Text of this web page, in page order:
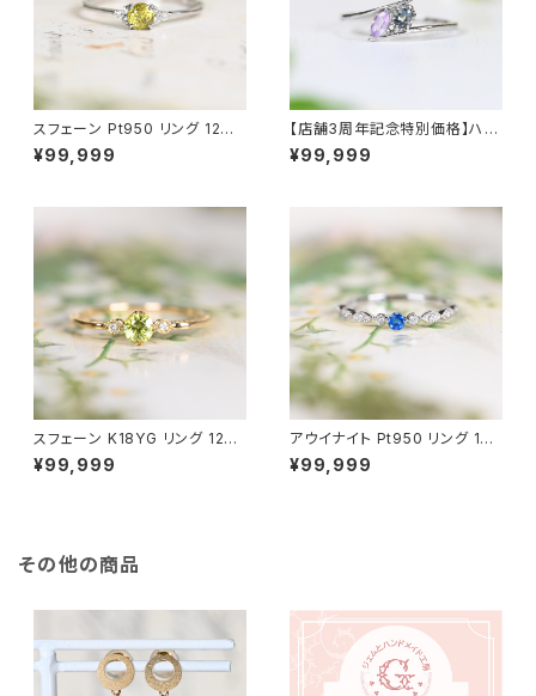
スフェーン Pt950 リング 12号
（GH1145）
¥99,999
【店舗3周年記念特別価格】ハク
マナイト＆アレキサンドライト Pt
950 リング 12号（GH1222）
¥99,999
スフェーン K18YG リング 12号
（JK6390）
¥99,999
アウイナイト Pt950 リング 10
号（JK6900）
¥99,999
その他の商品